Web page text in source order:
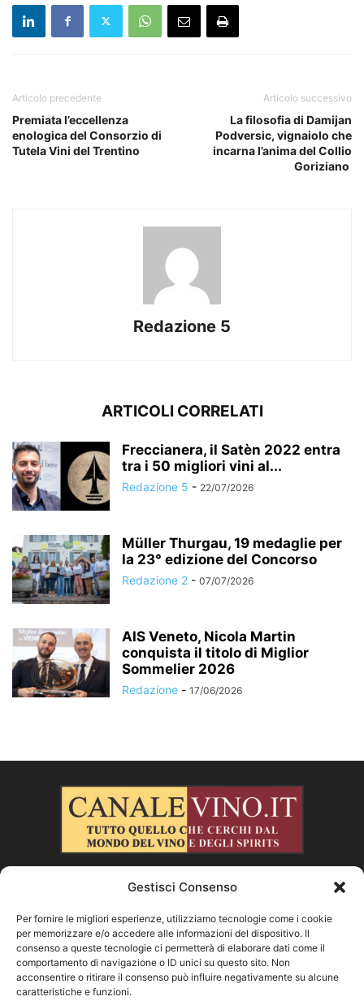
Articolo precedente
Premiata l’eccellenza
enologica del Consorzio di
Tutela Vini del Trentino
Articolo successivo
La filosofia di Damijan
Podversic, vignaiolo che
incarna l’anima del Collio
Goriziano
Redazione 5
ARTICOLI CORRELATI
Freccianera, il Satèn 2022 entra
tra i 50 migliori vini al...
Redazione 5 - 22/07/2026
Müller Thurgau, 19 medaglie per
la 23° edizione del Concorso
Redazione 2 - 07/07/2026
AIS Veneto, Nicola Martin
conquista il titolo di Miglior
Sommelier 2026
Redazione - 17/06/2026
CHI SIAMO
SEGUICI
Facebook
Gestisci Consenso
Per fornire le migliori esperienze, utilizziamo tecnologie come i cookie
per memorizzare e/o accedere alle informazioni del dispositivo. Il
consenso a queste tecnologie ci permetterà di elaborare dati come il
comportamento di navigazione o ID unici su questo sito. Non
acconsentire o ritirare il consenso può influire negativamente su alcune
caratteristiche e funzioni.